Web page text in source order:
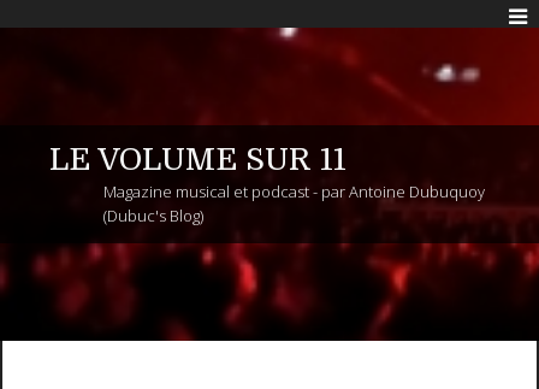
LE VOLUME SUR 11
Magazine musical et podcast - par Antoine Dubuquoy
(Dubuc's Blog)